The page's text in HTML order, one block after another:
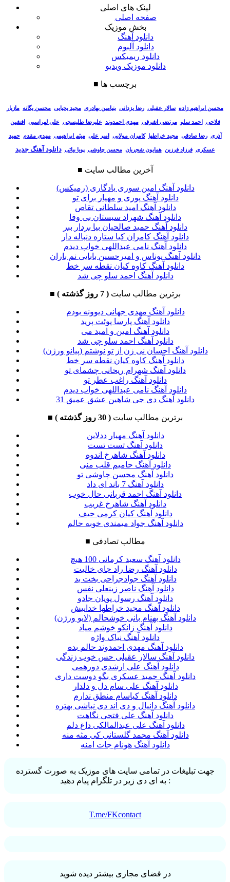
لینک های اصلی
صفحه اصلی
بخش موزیک
دانلود آهنگ
دانلود آلبوم
دانلود ریمیکس
دانلود موزیک ویدیو
■ برچسب ها
محسن ابراهیم زاده سالار عقیلی رضا یزدانی بنیامین بهادری مجید یحیایی محسن یگانه مازیار
فلاحی احمد سلو مرتضی اشرفی مهدی احمدوند علیرضا طلیسچی علی لهراسبی افشین
آذری رضا صادقی مجید خراطها کامران مولایی امیر علی میثم ابراهیمی مهدی مقدم حمید
عسکری فرزاد فرزین همایون شجریان محسن چاوشی پویا بیاتی دانلود آهنگ جدید
■ آخرین مطالب سایت
دانلود آهنگ امین سوری یادگاری (رمیکس)
دانلود آهنگ پوری و مهیار برای تو
دانلود آهنگ امید سلطانی تقاص
دانلود آهنگ شهراد سیستان بی وفا
دانلود آهنگ حمید صالحیان بیا بردار ببر
دانلود آهنگ کامران کیا ستاره دنباله دار
دانلود آهنگ نامی عبداللهی خواب دیدم
دانلود آهنگ یوناس و امیرحسین بابایی نم باران
دانلود آهنگ کاوه کیان نقطه سر خط
دانلود آهنگ احمد سلو چی شد
■ برترین مطالب سایت( 7 روز گذشته )
دانلود آهنگ مهدی جهانی دیوونه بودم
دانلود آهنگ پارسا پوئت پرید
دانلود آهنگ امین و امید می
دانلود آهنگ احمد سلو چی شد
دانلود آهنگ احسان نی زن از تو نوشتم (پیانو ورژن)
دانلود آهنگ کاوه کیان نقطه سر خط
دانلود آهنگ شهرام ریحانی چشمای تو
دانلود آهنگ راغب عطر تو
دانلود آهنگ نامی عبداللهی خواب دیدم
دانلود آهنگ دی جی شاهین عشق عمیق 31
■ برترین مطالب سایت( 30 روز گذشته )
دانلود آهنگ مهیار ددلاین
دانلود آهنگ تست تست
دانلود آهنگ شاهرخ اندوه
دانلود آهنگ حامیم قلب منی
دانلود آهنگ محسن چاوشی تو
دانلود آهنگ 7 باند ای داد
دانلود آهنگ احمد قربانی حال خوب
دانلود آهنگ شاهرخ غریب
دانلود آهنگ کیان کرمی حیف
دانلود آهنگ جواد میمندی خوبه حالم
■ مطالب تصادفی
دانلود آهنگ سعید کرمانی 100 هیچ
دانلود آهنگ رضا راد جای خالیت
دانلود آهنگ جوادجراحی بخت بد
دانلود آهنگ ناصر زینعلی نفس
دانلود آهنگ رسول پویان جادو
دانلود آهنگ مجید خراطها خداییش
دانلود آهنگ بهنام بانی خوشحالم (لایو ورژن)
دانلود آهنگ زانکو خوشم میاد
دانلود آهنگ نیاک واژه
دانلود آهنگ مهدی احمدوند حالم بده
دانلود آهنگ سالار عقیلی حس خوب زندگی
دانلود آهنگ علی ارشدی دورهمی
دانلود آهنگ حمید عسکری بگو دوست داری
دانلود آهنگ علی سام دل و دلدار
دانلود آهنگ کیاسام منطق ندارم
دانلود آهنگ دانیال و دی اند دی نباشی بهتره
دانلود آهنگ علی فتحی نگاهت
دانلود آهنگ علی عبدالمالکی داغ دلم
دانلود آهنگ محمد گلستانی کی مثه منه
دانلود آهنگ هونام جات امنه
جهت تبلیغات در تمامی سایت های موزیک به صورت گسترده
به ای دی زیر در تلگرام پیام دهید :
T.me/FKcontact
در فضای مجازی بیشتر دیده شوید